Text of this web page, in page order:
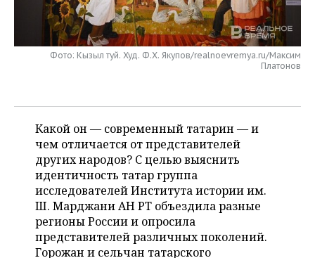
НЕФТЕХИМИЯ
НЕФТЬ
РОЗНИЧНАЯ ТОРГОВЛЯ
ТРАНСПОРТ
НОВОСТИ ТЕХНОЛОГИЙ
ТЕЛЕКОММУНИКАЦИИ
МЕРОПРИЯТИЯ
НОВОСТИ МЕРОПРИЯТИЙ
БИЗНЕС-БРАНЧИ
ONLINE-КОНФЕРЕНЦИИ
ОТКРЫТАЯ ЛЕКЦИЯ
СПОРТ
ФУТБОЛ
ХОККЕЙ
БАСКЕТБОЛ
ВОЛЕЙБОЛ
КИБЕРСПОРТ
НОВОСТИ ОБЩЕСТВА
ВЛАСТЬ
ИНФРАСТРУКТУРА
ИСТОРИЯ
КУЛЬТУРА
ФОТОГАЛЕРЕЯ
СЮЖЕТЫ
СПРАВОЧНИК
СПИСОК ПЕРСОН
СПИСОК КОМПАНИЙ
ПОЛНАЯ ВЕРСИЯ
Фото: Кызыл туй. Худ. Ф.Х. Якупов/realnoevremya.ru/Максим
Платонов
Какой он — современный татарин — и
чем отличается от представителей
других народов? С целью выяснить
идентичность татар группа
исследователей Института истории им.
Ш. Марджани АН РТ объездила разные
регионы России и опросила
представителей различных поколений.
Горожан и сельчан татарского